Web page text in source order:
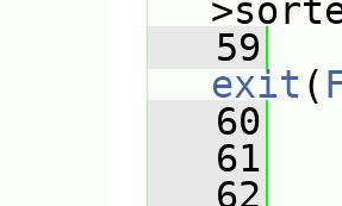
   59
exit (
   60
   61
   62